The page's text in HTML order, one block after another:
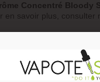
Concentré Bloody
en savoir plus, consulter